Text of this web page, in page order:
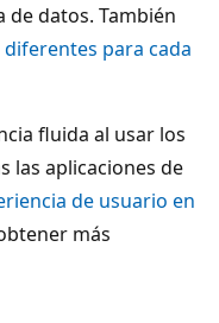
datos. También
para cada
fluida al usar los
las aplicaciones de
de usuario en
más